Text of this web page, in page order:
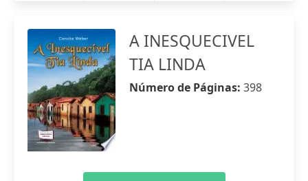
A INESQUECIVEL
TIA LINDA
Número de Páginas: 398